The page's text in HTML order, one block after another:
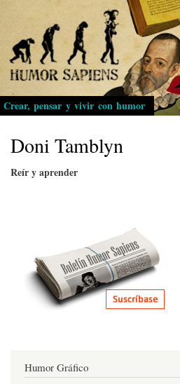
Pasar
al
Crear, pensar y vivir con humor
Doni Tamblyn
Reír y aprender
Humor Gráfico